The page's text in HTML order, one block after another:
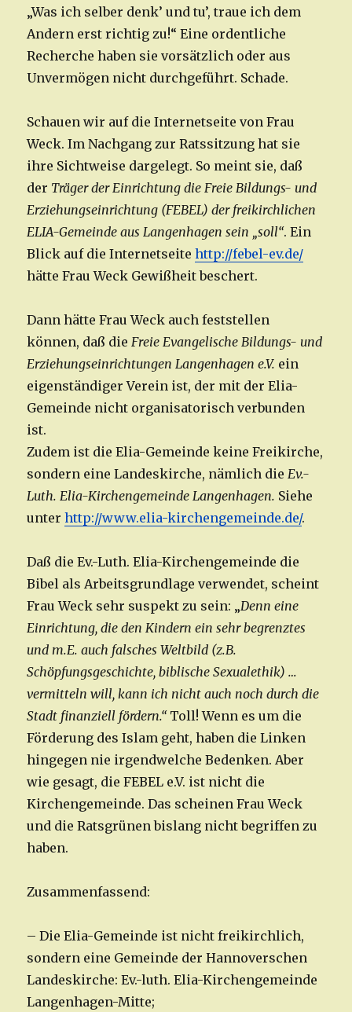
„Was ich selber denk’ und tu’, traue ich dem
Andern erst richtig zu!“ Eine ordentliche
Recherche haben sie vorsätzlich oder aus
Unvermögen nicht durchgeführt. Schade.
Schauen wir auf die Internetseite von Frau
Weck. Im Nachgang zur Ratssitzung hat sie
ihre Sichtweise dargelegt. So meint sie, daß
der Träger der Einrichtung die Freie Bildungs- und
Erziehungseinrichtung (FEBEL) der freikirchlichen
ELIA-Gemeinde aus Langenhagen sein „soll“. Ein
Blick auf die Internetseitehttp://febel-ev.de/
hätte Frau Weck Gewißheit beschert.
Dann hätte Frau Weck auch feststellen
können, daß dieFreie Evangelische Bildungs- und
Erziehungseinrichtungen Langenhagen e.V. ein
eigenständiger Verein ist, der mit der Elia-
Gemeinde nicht organisatorisch verbunden
ist.
Zudem ist die Elia-Gemeinde keine Freikirche,
sondern eine Landeskirche, nämlich die Ev.-
Luth. Elia-Kirchengemeinde Langenhagen. Siehe
unterhttp://www.elia-kirchengemeinde.de/.
Daß die Ev.-Luth. Elia-Kirchengemeinde die
Bibel als Arbeitsgrundlage verwendet, scheint
Frau Weck sehr suspekt zu sein: „Denn eine
Einrichtung, die den Kindern ein sehr begrenztes
und m.E. auch falsches Weltbild (z.B.
Schöpfungsgeschichte, biblische Sexualethik)…
vermitteln will, kann ich nicht auch noch durch die
Stadt finanziell fördern.“Toll! Wenn es um die
Förderung des Islam geht, haben die Linken
hingegen nie irgendwelche Bedenken. Aber
wie gesagt, die FEBEL e.V. ist nicht die
Kirchengemeinde. Das scheinen Frau Weck
und die Ratsgrünen bislang nicht begriffen zu
haben.
Zusammenfassend:
– Die Elia-Gemeinde ist nicht freikirchlich,
sondern eine Gemeinde der Hannoverschen
Landeskirche: Ev.-luth. Elia-Kirchengemeinde
Langenhagen-Mitte;